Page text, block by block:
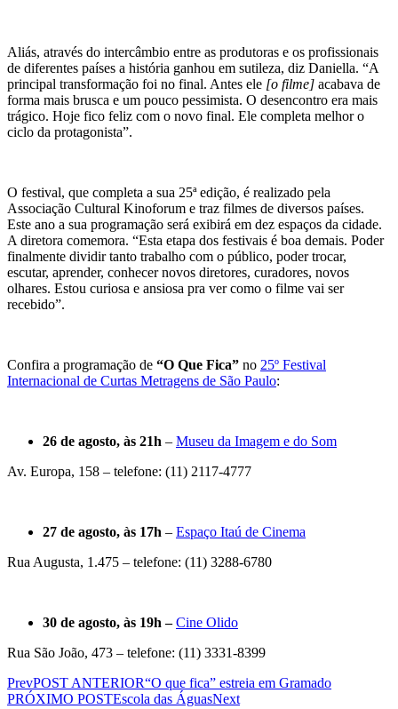
Aliás, através do intercâmbio entre as produtoras e os profissionais
de diferentes países a história ganhou em sutileza, diz Daniella. “A
principal transformação foi no final. Antes ele [o filme] acabava de
forma mais brusca e um pouco pessimista. O desencontro era mais
trágico. Hoje fico feliz com o novo final. Ele completa melhor o
ciclo da protagonista”.
O festival, que completa a sua 25ª edição, é realizado pela
Associação Cultural Kinoforum e traz filmes de diversos países.
Este ano a sua programação será exibirá em dez espaços da cidade.
A diretora comemora. “Esta etapa dos festivais é boa demais. Poder
finalmente dividir tanto trabalho com o público, poder trocar,
escutar, aprender, conhecer novos diretores, curadores, novos
olhares. Estou curiosa e ansiosa pra ver como o filme vai ser
recebido”.
Confira a programação de “O Que Fica” no 25º Festival
Internacional de Curtas Metragens de São Paulo:
26 de agosto, às 21h – Museu da Imagem e do Som
Av. Europa, 158 – telefone: (11) 2117-4777
27 de agosto, às 17h – Espaço Itaú de Cinema
Rua Augusta, 1.475 – telefone: (11) 3288-6780
30 de agosto, às 19h –Cine Olido
Rua São João, 473 – telefone: (11) 3331-8399
PrevPOST ANTERIOR“O que fica” estreia em Gramado
PRÓXIMO POSTEscola das ÁguasNext